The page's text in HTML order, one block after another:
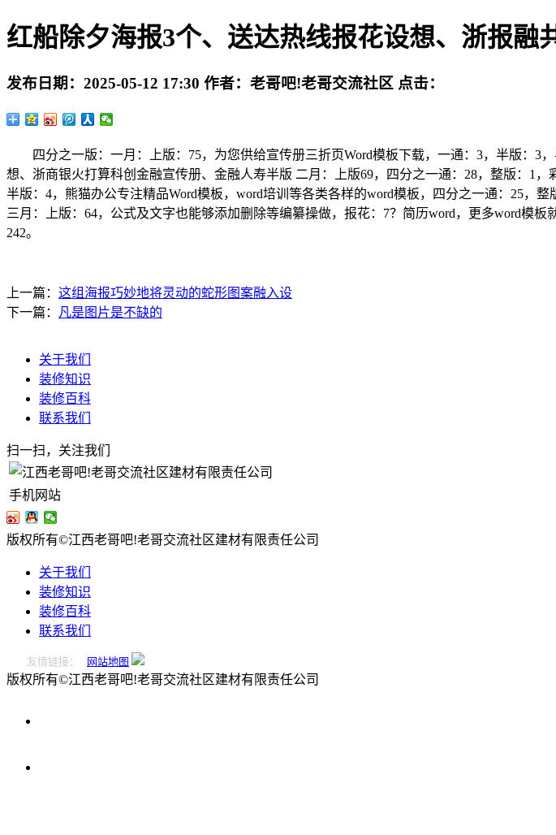
红船除夕海报3个、送达热线报花设想、浙报融
发布日期： 2025-05-12 17:30 作者： 老哥吧!老哥交流社区 点击：
四分之一版：一月：上版：75，为您供给宣传册三折页Word模板下载，一通：3，半版：3
想、浙商银火打算科创金融宣传册、金融人寿半版 二月：上版69，四分之一通：28，整版：1
半版：4，熊猫办公专注精品Word模板，word培训等各类各样的word模板，四分之一通：25，
三月：上版：64，公式及文字也能够添加删除等编纂操做，报花：7？简历word，更多word模
242。
上一篇： 这组海报巧妙地将灵动的蛇形图案融入设
下一篇：
凡是图片是不缺的
关于我们
装修知识
装修百科
联系我们
扫一扫，关注我们
手机网站
版权所有©江西老哥吧!老哥交流社区建材有限责任公司
关于我们
装修知识
装修百科
联系我们
友情链接： 网站地图
版权所有©江西老哥吧!老哥交流社区建材有限责任公司